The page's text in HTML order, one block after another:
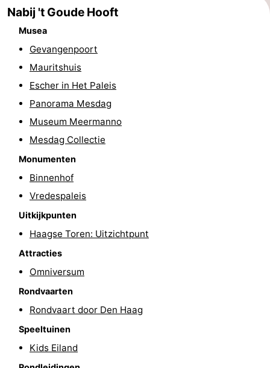
&
Steden
Natuur
Rondleidingen
Wandelen
Surfen
Eten
drinken
Evenementen
Praktisch
Forum
Route
Nabij 't Goude Hooft
Musea
Gevangenpoort
Mauritshuis
Escher in Het Paleis
Panorama Mesdag
Museum Meermanno
Mesdag Collectie
Monumenten
Binnenhof
Vredespaleis
Uitkijkpunten
Haagse Toren: Uitzichtpunt
Attracties
Omniversum
Rondvaarten
Rondvaart door Den Haag
Speeltuinen
Kids Eiland